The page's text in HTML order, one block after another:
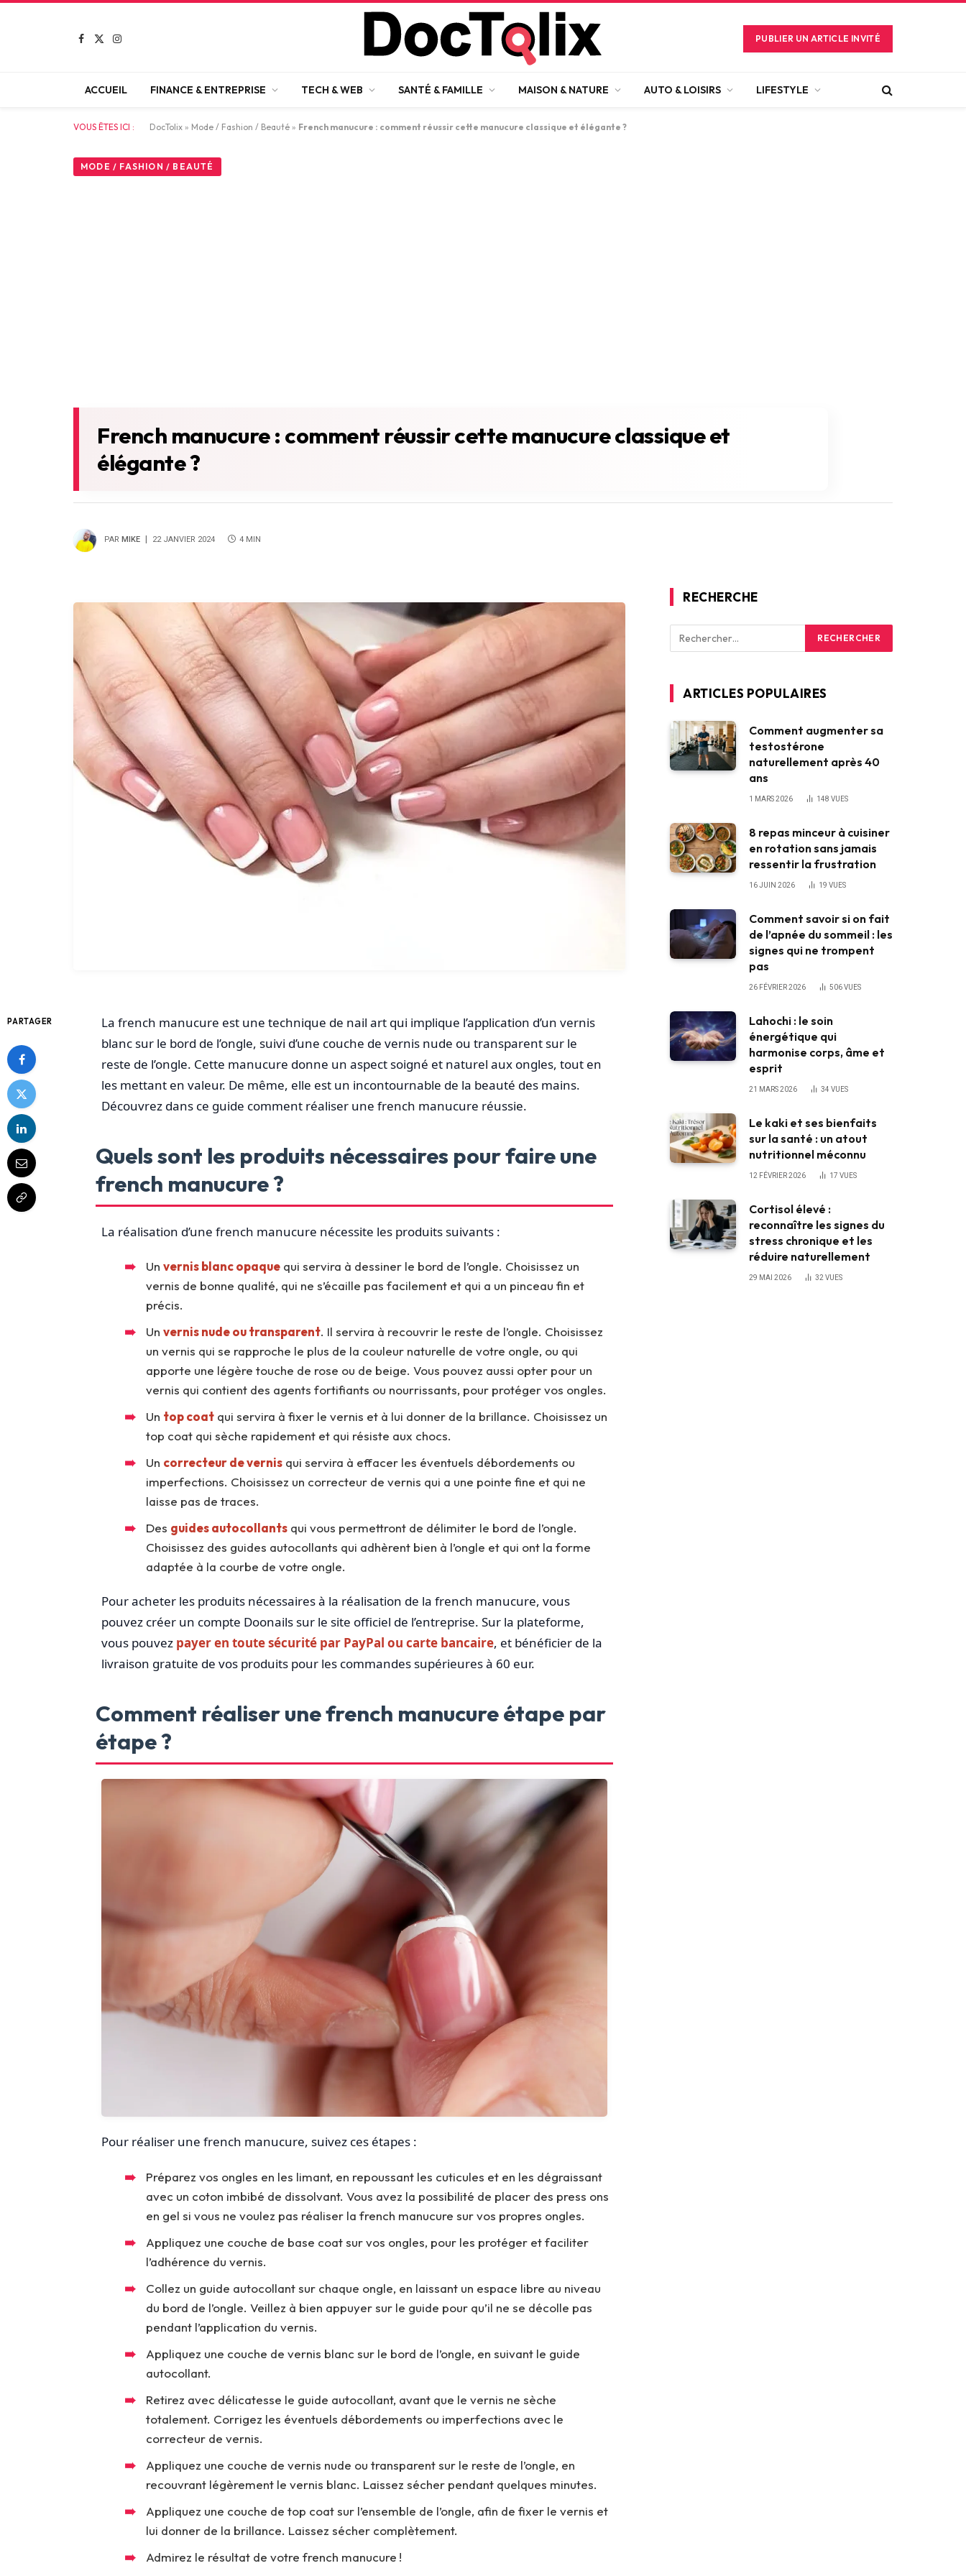
Facebook
X
Instagram PUBLIER UN ARTICLE INVITÉ
ACCUEIL FINANCE & ENTREPRISE TECH & WEB SANTÉ & FAMILLE MAISON & NATURE AUTO & LOISIRS LIFESTYLE
VOUS ÊTES ICI : DocTolix » Mode / Fashion / Beauté » French manucure : comment réussir cette manucure classique et élégante ?
MODE / FASHION / BEAUTÉ
French manucure : comment réussir cette manucure classique et
élégante ?
PAR MIKE 22 JANVIER 2024 4 MIN
PARTAGER
La french manucure est une technique de nail art qui implique l’application d’un vernis
blanc sur le bord de l’ongle, suivi d’une couche de vernis nude ou transparent sur le
reste de l’ongle. Cette manucure donne un aspect soigné et naturel aux ongles, tout en
les mettant en valeur. De même, elle est un incontournable de la beauté des mains.
Découvrez dans ce guide comment réaliser une french manucure réussie.
Quels sont les produits nécessaires pour faire une
french manucure ?
La réalisation d’une french manucure nécessite les produits suivants :
Un vernis blanc opaquequi servira à dessiner le bord de l’ongle. Choisissez un
vernis de bonne qualité, qui ne s’écaille pas facilement et qui a un pinceau fin et
précis.
Un vernis nude ou transparent. Il servira à recouvrir le reste de l’ongle. Choisissez
un vernis qui se rapproche le plus de la couleur naturelle de votre ongle, ou qui
apporte une légère touche de rose ou de beige. Vous pouvez aussi opter pour un
vernis qui contient des agents fortifiants ou nourrissants, pour protéger vos ongles.
Un top coatqui servira à fixer le vernis et à lui donner de la brillance. Choisissez un
top coat qui sèche rapidement et qui résiste aux chocs.
Un correcteur de vernisqui servira à effacer les éventuels débordements ou
imperfections. Choisissez un correcteur de vernis qui a une pointe fine et qui ne
laisse pas de traces.
Des guides autocollantsqui vous permettront de délimiter le bord de l’ongle.
Choisissez des guides autocollants qui adhèrent bien à l’ongle et qui ont la forme
adaptée à la courbe de votre ongle.
Pour acheter les produits nécessaires à la réalisation de la french manucure, vous
pouvez créer un compte Doonails sur le site officiel de l’entreprise. Sur la plateforme,
vous pouvez payer en toute sécurité par PayPal ou carte bancaire, et bénéficier de la
livraison gratuite de vos produits pour les commandes supérieures à 60 eur.
Comment réaliser une french manucure étape par
étape ?
Pour réaliser une french manucure, suivez ces étapes :
Préparez vos ongles en les limant, en repoussant les cuticules et en les dégraissant
avec un coton imbibé de dissolvant. Vous avez la possibilité de placer des press ons
en gel si vous ne voulez pas réaliser la french manucure sur vos propres ongles.
Appliquez une couche de base coat sur vos ongles, pour les protéger et faciliter
l’adhérence du vernis.
Collez un guide autocollant sur chaque ongle, en laissant un espace libre au niveau
du bord de l’ongle. Veillez à bien appuyer sur le guide pour qu’il ne se décolle pas
pendant l’application du vernis.
Appliquez une couche de vernis blanc sur le bord de l’ongle, en suivant le guide
autocollant.
Retirez avec délicatesse le guide autocollant, avant que le vernis ne sèche
totalement. Corrigez les éventuels débordements ou imperfections avec le
correcteur de vernis.
Appliquez une couche de vernis nude ou transparent sur le reste de l’ongle, en
recouvrant légèrement le vernis blanc. Laissez sécher pendant quelques minutes.
Appliquez une couche de top coat sur l’ensemble de l’ongle, afin de fixer le vernis et
lui donner de la brillance. Laissez sécher complètement.
Admirez le résultat de votre french manucure !
RECHERCHE
ARTICLES POPULAIRES
Comment augmenter sa
testostérone
naturellement après 40
ans
1 MARS 2026 148 VUES
8 repas minceur à cuisiner
en rotation sans jamais
ressentir la frustration
16 JUIN 2026 19 VUES
Comment savoir si on fait
de l’apnée du sommeil : les
signes qui ne trompent
pas
26 FÉVRIER 2026 506VUES
Lahochi : le soin
énergétique qui
harmonise corps, âme et
esprit
21 MARS 2026 34 VUES
Le kaki et ses bienfaits
sur la santé : un atout
nutritionnel méconnu
12 FÉVRIER 2026 17 VUES
Cortisol élevé :
reconnaître les signes du
stress chronique et les
réduire naturellement
29 MAI 2026 32 VUES